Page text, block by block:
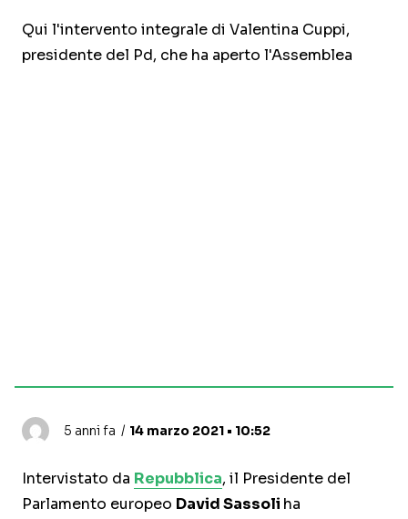
Qui l'intervento integrale di Valentina Cuppi,
presidente del Pd, che ha aperto l'Assemblea
5 anni fa 14 marzo 2021 • 10:52
Intervistato da Repubblica, il Presidente del
Parlamento europeo David Sassoli ha